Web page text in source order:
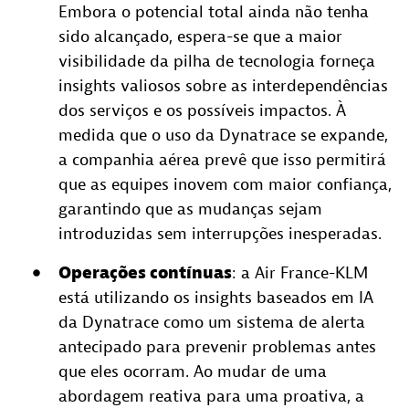
Embora o potencial total ainda não tenha
sido alcançado, espera-se que a maior
visibilidade da pilha de tecnologia forneça
insights valiosos sobre as interdependências
dos serviços e os possíveis impactos. À
medida que o uso da Dynatrace se expande,
a companhia aérea prevê que isso permitirá
que as equipes inovem com maior confiança,
garantindo que as mudanças sejam
introduzidas sem interrupções inesperadas.
Operações contínuas: a Air France-KLM
está utilizando os insights baseados em IA
da Dynatrace como um sistema de alerta
antecipado para prevenir problemas antes
que eles ocorram. Ao mudar de uma
abordagem reativa para uma proativa, a